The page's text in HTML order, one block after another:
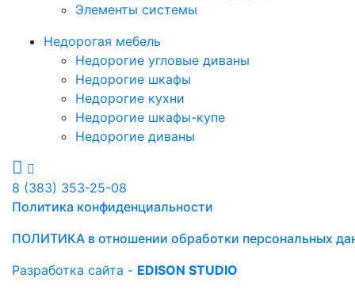
Элементы системы
Недорогая мебель
Недорогие угловые диваны
Недорогие шкафы
Недорогие кухни
Недорогие шкафы-купе
Недорогие диваны
8 (383) 353-25-08
Политика конфиденциальности
ПОЛИТИКА в отношении обработки персональных
Разработка сайта - EDISON STUDIO